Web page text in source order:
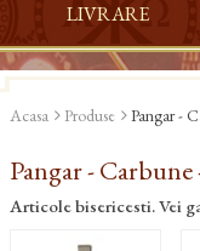
LIVRARE
Acasa Produse Pangar -
Pangar -
Articole bisericesti. Vei